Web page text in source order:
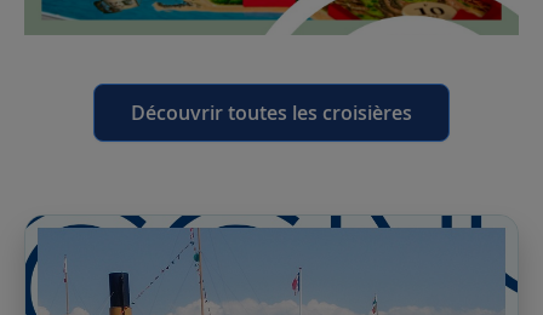
Découvrir toutes les croisières